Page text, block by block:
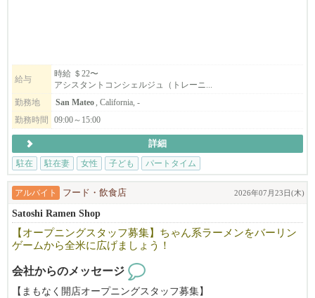
現在サンマテオ支部、サンタクララ支部、イーストベイ支部が発
足しました。
更なるサービス拡大のためベイエリア全域でコンシェルジュを募
集しています。
英語に自信がない、社会と繋がりを持ちたい、日々にやりがいを
子どもの学校の時間しか働けない、未経験の方も歓迎します。
さまざまな背景や課題を抱える日本人女性が、安心して働ける場
をつくりたい、その想いで立ち上げた会社です。
たくさんの日本人女性が働いています。
給与
時給 ＄22〜
アシスタントコンシェルジュ（トレーニ...
勤務地
San Mateo, California, -
勤務時間
09:00～15:00
詳細
駐在
駐在妻 女性 子ども パートタイム
アルバイト フード・飲食店 2026年07月23日(木)
Satoshi Ramen Shop
【オープニングスタッフ募集】ちゃん系ラーメンをバーリン
ゲームから全米に広げましょう！
会社からのメッセージ
【まもなく開店オープニングスタッフ募集】